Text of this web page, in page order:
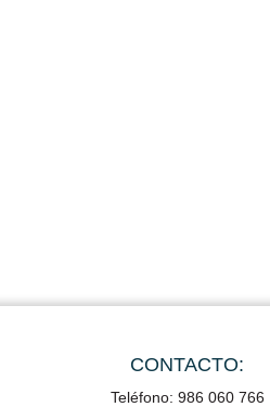
CONTACTO:
Teléfono: 986 060 766